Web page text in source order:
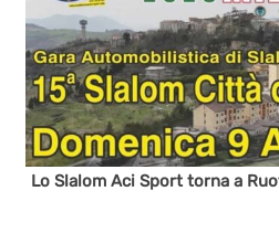
Lo Slalom Aci Sport torna a